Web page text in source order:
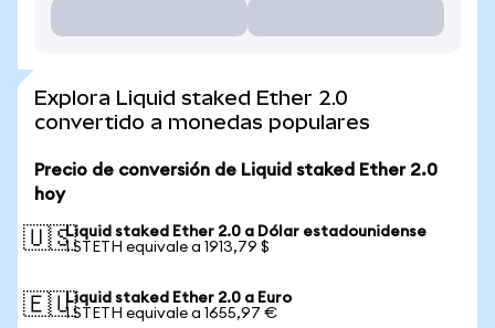
Explora Liquid staked Ether 2.0
convertido a monedas populares
Precio de conversión de Liquid staked Ether 2.0
hoy
🇺🇸Liquid staked Ether 2.0 a Dólar estadounidense
1 STETH equivale a 1913,79 $
🇪🇺Liquid staked Ether 2.0 a Euro
1 STETH equivale a 1655,97 €